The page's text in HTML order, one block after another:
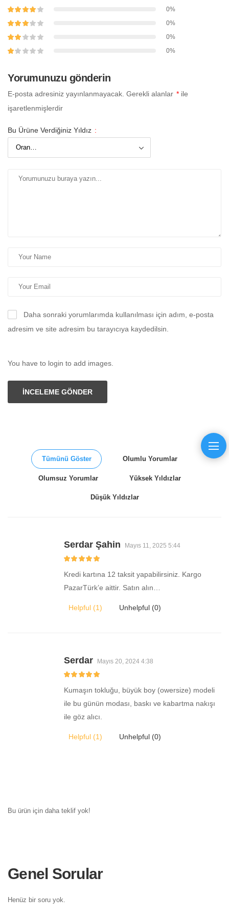
0%
0%
0%
0%
Yorumunuzu gönderin
E-posta adresiniz yayınlanmayacak. Gerekli alanlar * ile
işaretlenmişlerdir
Bu Ürüne Verdiğiniz Yıldız :
Daha sonraki yorumlarımda kullanılması için adım, e-posta
adresim ve site adresim bu tarayıcıya kaydedilsin.
You have to login to add images.
İNCELEME GÖNDER
Tümünü Göster Olumlu Yorumlar
Olumsuz Yorumlar Yüksek Yıldızlar
Düşük Yıldızlar
Serdar Şahin Mayıs 11, 2025 5:44
Kredi kartına 12 taksit yapabilirsiniz. Kargo
PazarTürk’e aittir. Satın alın…
Helpful (1) Unhelpful (0)
Serdar Mayıs 20, 2024 4:38
Kumaşın tokluğu, büyük boy (owersize) modeli
ile bu günün modası, baskı ve kabartma nakışı
ile göz alıcı.
Helpful (1) Unhelpful (0)
Bu ürün için daha teklif yok!
Genel Sorular
Henüz bir soru yok.